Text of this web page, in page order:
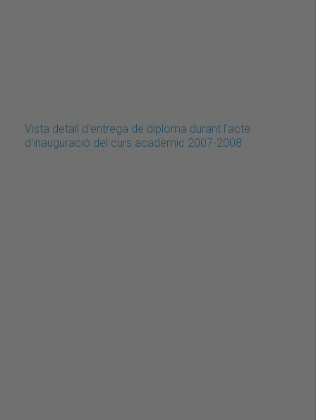
Vista detall d'entrega de diploma durant l'acte
d'inauguració del curs acadèmic 2007-2008